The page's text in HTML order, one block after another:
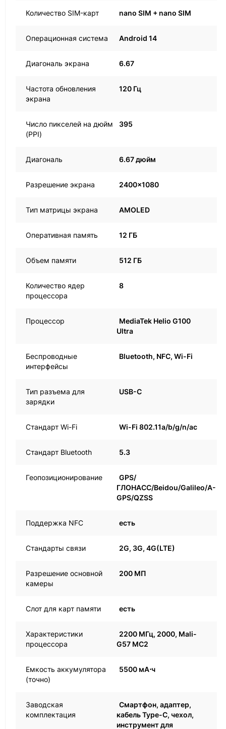
Количество SIM-карт nano SIM + nano SIM
Операционная система Android 14
Диагональ экрана 6.67
Частота обновления
экрана
120 Гц
Число пикселей на дюйм
(PPI)
395
Диагональ 6.67 дюйм
Разрешение экрана 2400x1080
Тип матрицы экрана AMOLED
Оперативная память 12 ГБ
Объем памяти 512 ГБ
Количество ядер
процессора
8
Процессор
MediaTek Helio G100
Ultra
Беспроводные
интерфейсы
Bluetooth, NFC, Wi-Fi
Тип разъема для
зарядки
USB-C
Стандарт Wi-Fi Wi-Fi 802.11a/b/g/n/ac
Стандарт Bluetooth 5.3
Геопозиционирование
GPS/
ГЛОНАСС/Beidou/Galileo/A-
GPS/QZSS
Поддержка NFC есть
Стандарты связи 2G, 3G, 4G(LTE)
Разрешение основной
камеры
200 МП
Слот для карт памяти есть
Характеристики
процессора
2200 МГц, 2000, Mali-
G57 MC2
Емкость аккумулятора
(точно)
5500 мА⋅ч
Заводская
комплектация
Смартфон, адаптер,
кабель Type-C, чехол,
инструмент для